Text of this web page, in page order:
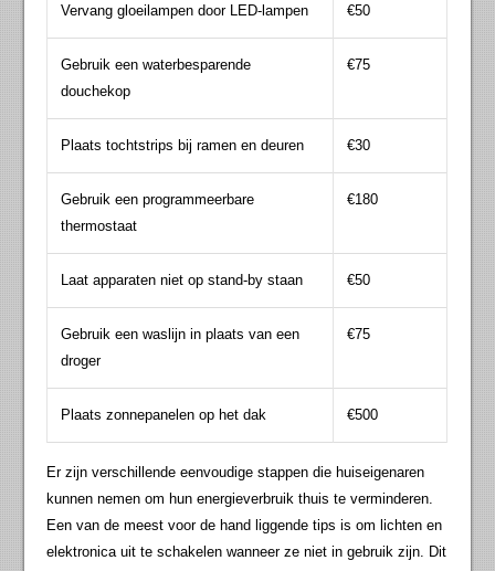
Vervang gloeilampen door LED-lampen €50
Gebruik een waterbesparende
douchekop
€75
Plaats tochtstrips bij ramen en deuren €30
Gebruik een programmeerbare
thermostaat
€180
Laat apparaten niet op stand-by staan €50
Gebruik een waslijn in plaats van een
droger
€75
Plaats zonnepanelen op het dak €500
Er zijn verschillende eenvoudige stappen die huiseigenaren
kunnen nemen om hun energieverbruik thuis te verminderen.
Een van de meest voor de hand liggende tips is om lichten en
elektronica uit te schakelen wanneer ze niet in gebruik zijn. Dit